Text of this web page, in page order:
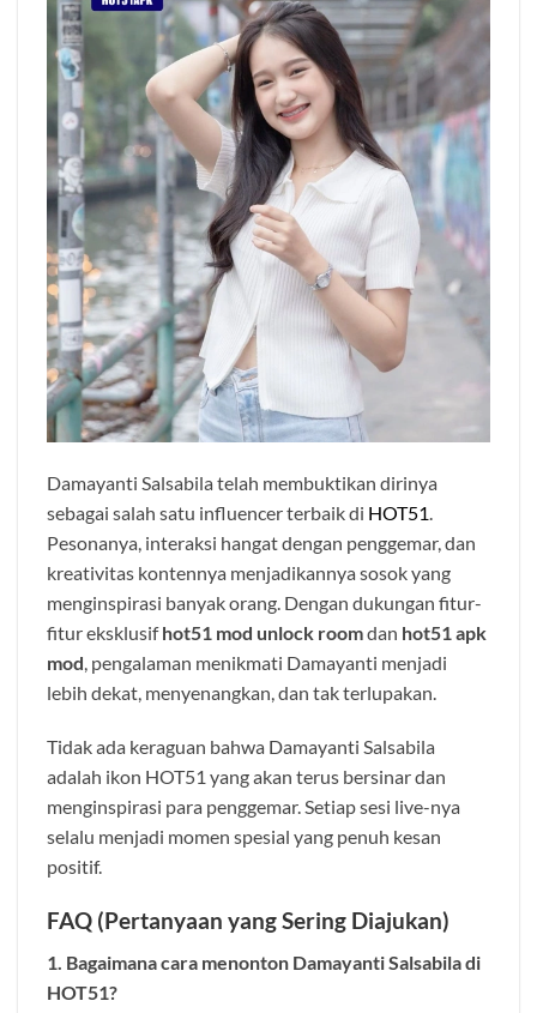
Damayanti Salsabila telah membuktikan dirinya
sebagai salah satu influencer terbaik di HOT51
Pesonanya, interaksi hangat dengan penggemar, dan
kreativitas kontennya menjadikannya sosok yang
menginspirasi banyak orang. Dengan dukungan fitur-
fitur eksklusifhot51 mod unlock roomdan hot51 apk
mod , pengalaman menikmati Damayanti menjadi
lebih dekat, menyenangkan, dan tak terlupakan.
Tidak ada keraguan bahwa Damayanti Salsabila
adalah ikon HOT51 yang akan terus bersinar dan
menginspirasi para penggemar. Setiap sesi live-nya
selalu menjadi momen spesial yang penuh kesan
positif.
FAQ (Pertanyaan yang Sering Diajukan)
1. Bagaimana cara menonton Damayanti Salsabila di
HOT51?